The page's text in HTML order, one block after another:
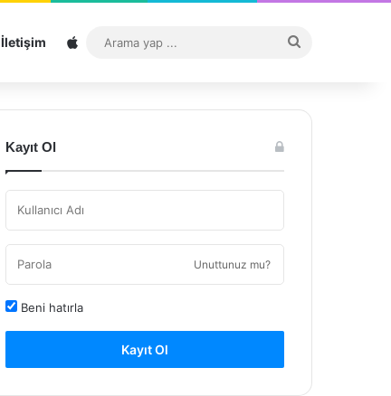
İletişim Sitemap
...
Kayıt Ol
Unuttunuz mu?
Beni hatırla
Kayıt Ol